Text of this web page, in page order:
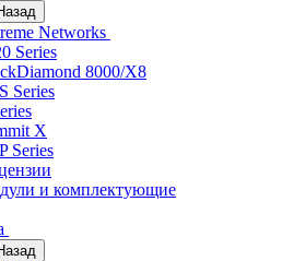
Networks
Series
8000/X8
Series
X
Series
и комплектующие